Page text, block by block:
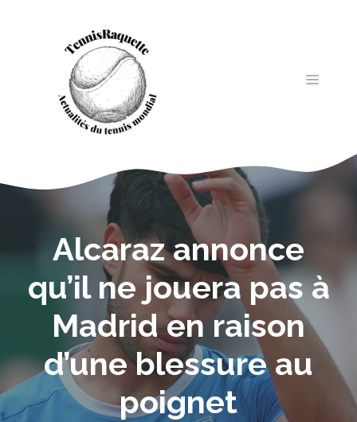
MENU
Alcaraz annonce
qu’il ne jouera pas à
Madrid en raison
d’une blessure au
poignet